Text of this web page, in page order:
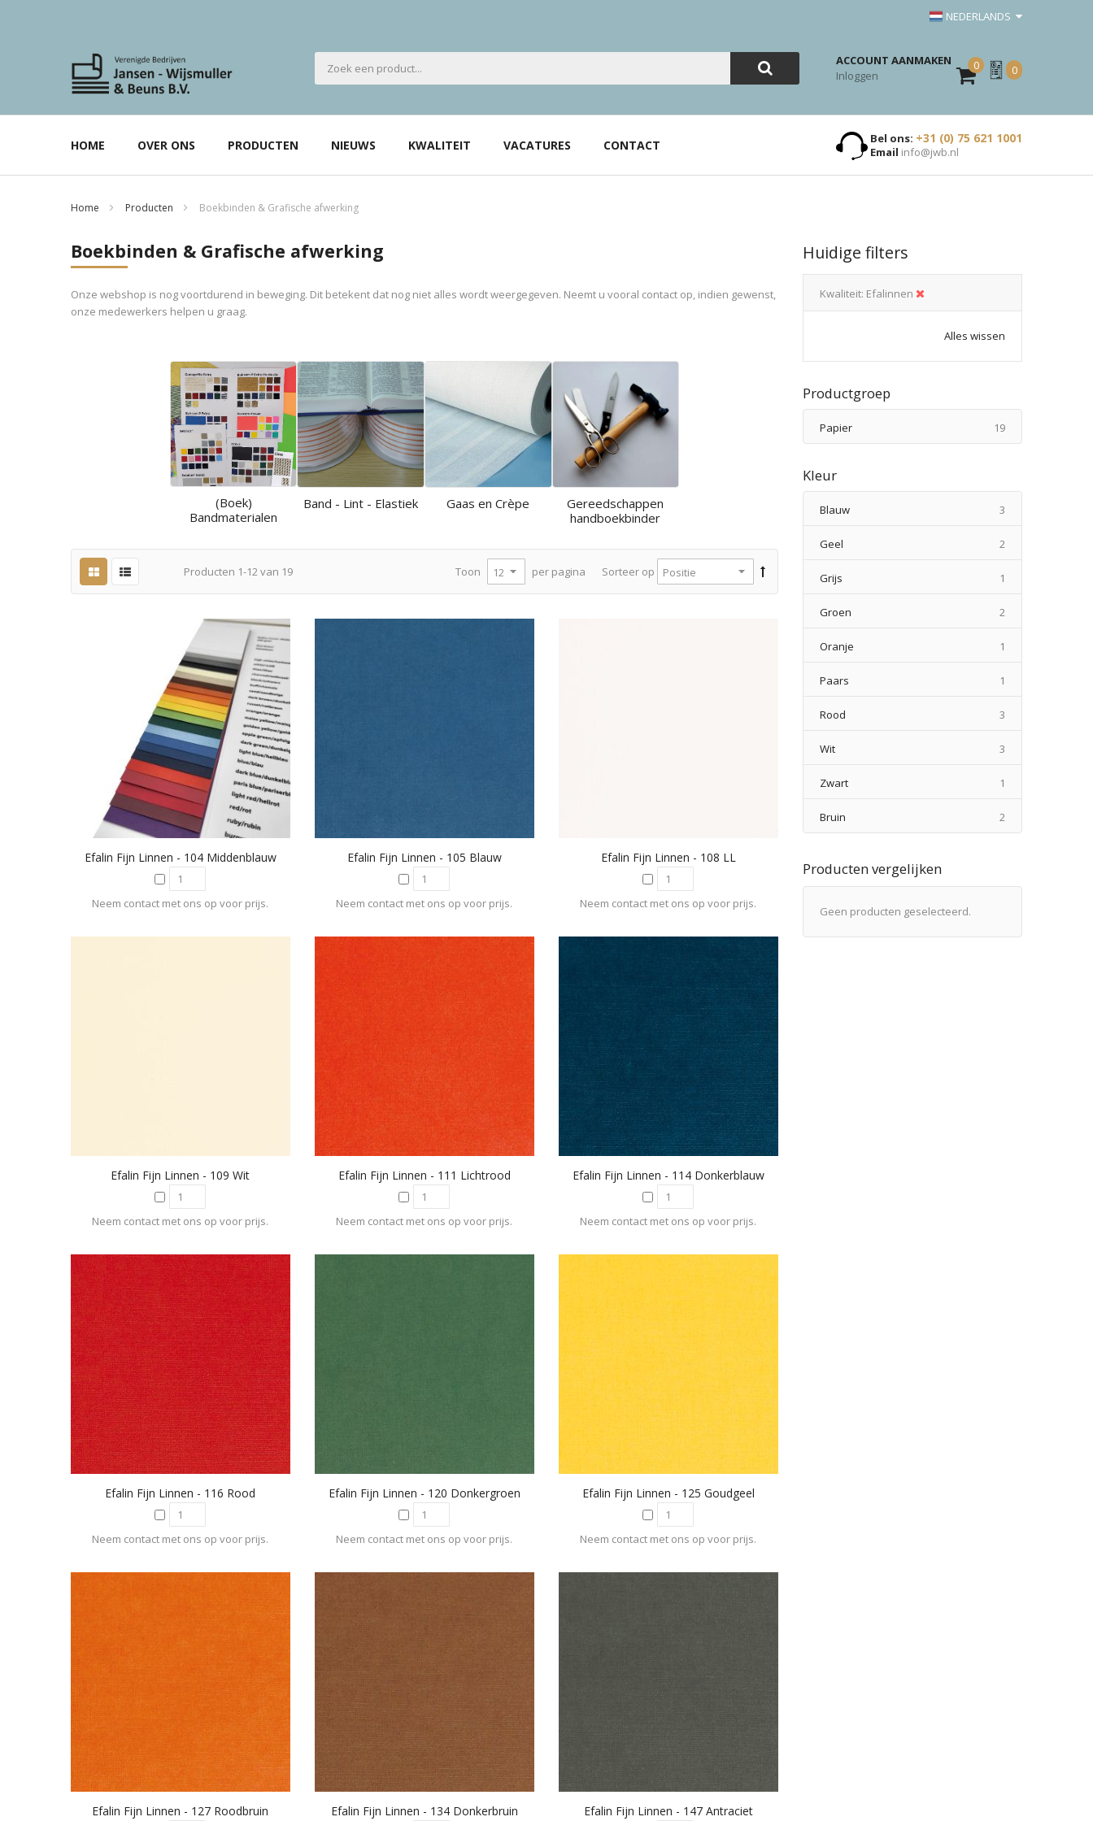
NEDERLANDS
ACCOUNT AANMAKEN
Inloggen
0
Mijn
Offerte
0
HOME OVER ONS PRODUCTEN NIEUWS KWALITEIT VACATURES CONTACT Bel ons: +31 (0) 75 621 1001
Email info@jwb.nl
Home Producten Boekbinden & Grafische afwerking
Boekbinden & Grafische afwerking
Onze webshop is nog voortdurend in beweging. Dit betekent dat nog niet alles wordt weergegeven. Neemt u vooral contact op, indien gewenst,
onze medewerkers helpen u graag.
(Boek)
Bandmaterialen
Band - Lint - Elastiek Gaas en Crèpe
Gereedschappen
handboekbinder
Producten 1-12van 19 Sorteer op
Toon per pagina
Efalin Fijn Linnen - 104 Middenblauw
Neem contact met ons op voor prijs.
Efalin Fijn Linnen - 105 Blauw
Neem contact met ons op voor prijs.
Efalin Fijn Linnen - 108 LL
Neem contact met ons op voor prijs.
Efalin Fijn Linnen - 109 Wit
Neem contact met ons op voor prijs.
Efalin Fijn Linnen - 111 Lichtrood
Neem contact met ons op voor prijs.
Efalin Fijn Linnen - 114 Donkerblauw
Neem contact met ons op voor prijs.
Efalin Fijn Linnen - 116 Rood
Neem contact met ons op voor prijs.
Efalin Fijn Linnen - 120 Donkergroen
Neem contact met ons op voor prijs.
Efalin Fijn Linnen - 125 Goudgeel
Neem contact met ons op voor prijs.
Efalin Fijn Linnen - 127 Roodbruin Efalin Fijn Linnen - 134 Donkerbruin Efalin Fijn Linnen - 147 Antraciet
Huidige filters
Kwaliteit Efalinnen
Alles wissen
Productgroep
Papier 19producten
Kleur
Blauw 3
Geel 2
Grijs 1
Groen 2
Oranje 1
Paars 1
Rood 3
Wit 3
Zwart 1
Bruin 2
Producten vergelijken
Geen producten geselecteerd.